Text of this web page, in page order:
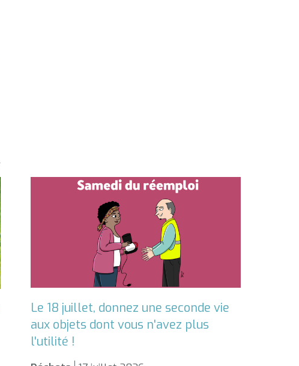
Le 18 juillet, donnez une seconde vie
aux objets dont vous n'avez plus
l'utilité !